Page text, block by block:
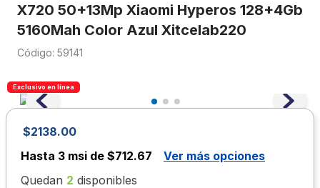
X720 50+13Mp Xiaomi Hyperos 128+4Gb
5160Mah Color Azul Xitcelab220
: 59141
Exclusivo en línea
$2138.00
Hasta 3 msi de $712.67
Ver más opciones
Quedan 2 disponibles
3.
cuaderno
4
cuadernos
5.
colores
6.
boligrafo
7.
escritorio
8.
sacapuntas
9.
lapiz
10. escolar